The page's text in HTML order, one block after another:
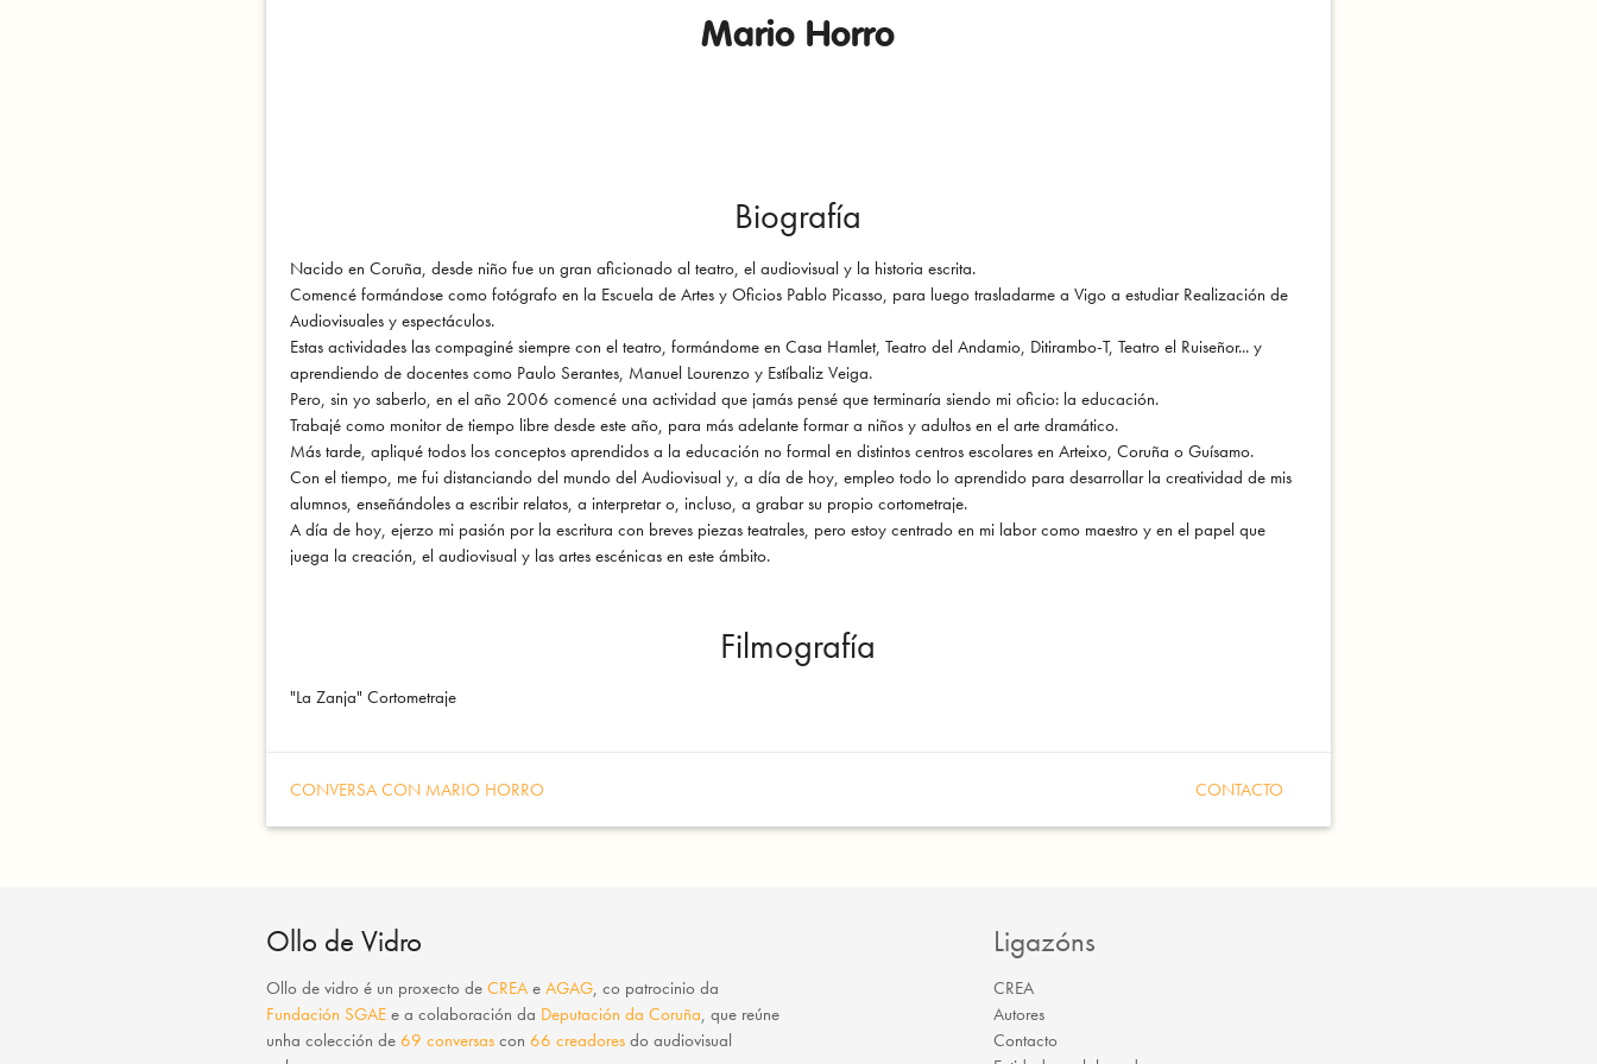
Mario Horro
Biografía
Nacido en Coruña, desde niño fue un gran aficionado al teatro, el audiovisual y la historia escrita.
Comencé formándose como fotógrafo en la Escuela de Artes y Oficios Pablo Picasso, para luego trasladarme a Vigo a estudiar Realización de
Audiovisuales y espectáculos.
Estas actividades las compaginé siempre con el teatro, formándome en Casa Hamlet, Teatro del Andamio, Ditirambo-T, Teatro el Ruiseñor... y
aprendiendo de docentes como Paulo Serantes, Manuel Lourenzo y Estíbaliz Veiga.
Pero, sin yo saberlo, en el año 2006 comencé una actividad que jamás pensé que terminaría siendo mi oficio: la educación.
Trabajé como monitor de tiempo libre desde este año, para más adelante formar a niños y adultos en el arte dramático.
Más tarde, apliqué todos los conceptos aprendidos a la educación no formal en distintos centros escolares en Arteixo, Coruña o Guísamo.
Con el tiempo, me fui distanciando del mundo del Audiovisual y, a día de hoy, empleo todo lo aprendido para desarrollar la creatividad de mis
alumnos, enseñándoles a escribir relatos, a interpretar o, incluso, a grabar su propio cortometraje.
A día de hoy, ejerzo mi pasión por la escritura con breves piezas teatrales, pero estoy centrado en mi labor como maestro y en el papel que
juega la creación, el audiovisual y las artes escénicas en este ámbito.
Filmografía
"La Zanja" Cortometraje
CONVERSA CON MARIO HORRO CONTACTO
Ollo de Vidro
Ollo de vidro é un proxecto deCREA eAGAG, co patrocinio da
Fundación SGAE e a colaboración da Deputación da Coruña, que reúne
unha colección de69 conversas con66 creadores do audiovisual
Ligazóns
CREA
Autores
Contacto